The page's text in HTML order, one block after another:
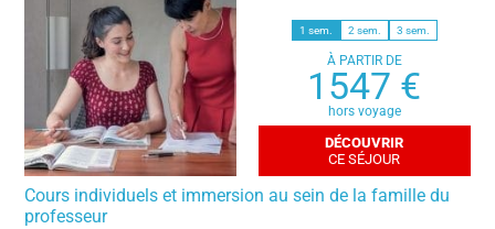
Espagne
Allemagne
1 sem. 2 sem. 3 sem.
À PARTIR DE
1547 €
hors voyage
DÉCOUVRIR
CE SÉJOUR
Cours individuels et immersion au sein de la famille du
professeur